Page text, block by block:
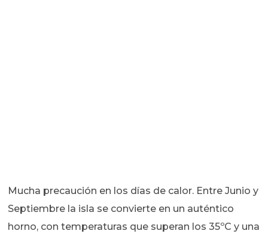
Mucha precaución en los días de calor. Entre Junio y
Septiembre la isla se convierte en un auténtico
horno, con temperaturas que superan los 35ºC y una